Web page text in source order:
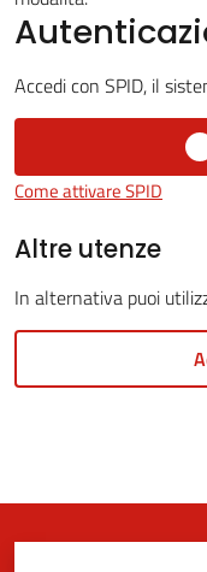
on-
gli
Accedi con SPID, il
Come attivare SPID
Altre utenze
In alternativa puoi